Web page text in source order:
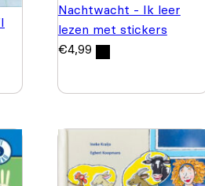
Nachtwacht - Ik leer
lezen met stickers
€4,99